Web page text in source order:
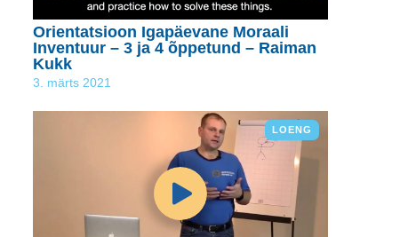
Orientatsioon Igapäevane Moraali
Inventuur – 3 ja 4 õppetund – Raiman
Kukk
3. märts 2021
LOENG